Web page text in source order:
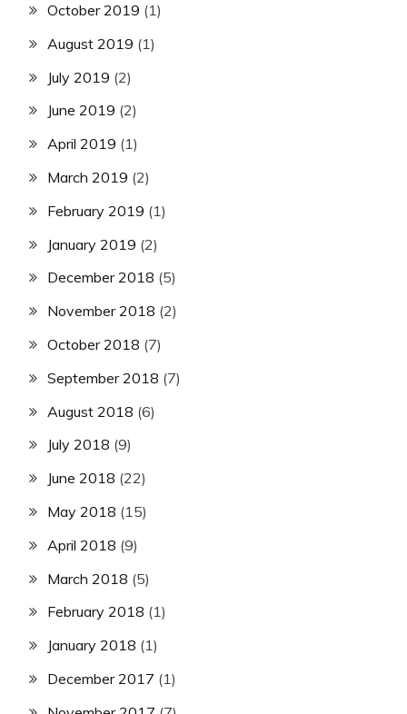
October 2019 (1)
August 2019 (1)
July 2019 (2)
June 2019 (2)
April 2019 (1)
March 2019 (2)
February 2019 (1)
January 2019 (2)
December 2018 (5)
November 2018 (2)
October 2018 (7)
September 2018 (7)
August 2018 (6)
July 2018 (9)
June 2018 (22)
May 2018 (15)
April 2018 (9)
March 2018 (5)
February 2018 (1)
January 2018 (1)
December 2017 (1)